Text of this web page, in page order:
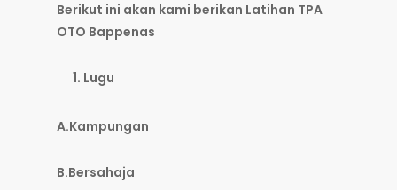
Berikut ini akan kami berikan Latihan TPA
OTO Bappenas
Lugu
A.Kampungan
B.Bersahaja